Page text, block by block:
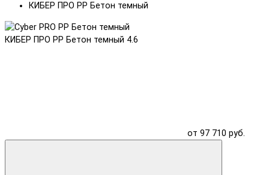
КИБЕР ПРО PP Бетон темный
КИБЕР ПРО PP Бетон темный 4.6
от 97 710 руб.